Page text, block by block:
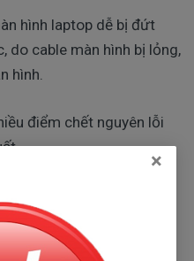
hình laptop dễ bị đứt
do cable màn hình bị lỏng,
hình.
điểm chết nguyên lỗi
dụng.
×